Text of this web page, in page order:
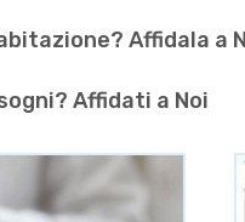
Affidala a
Affidati a Noi